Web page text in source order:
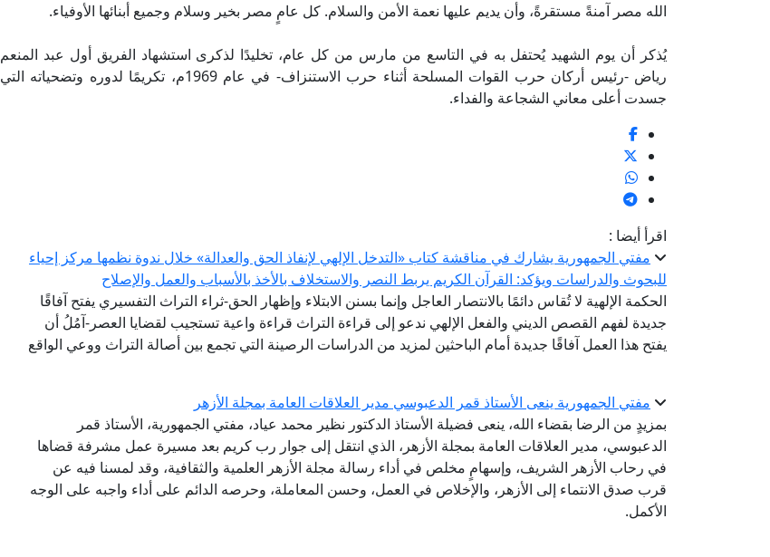
الله مصر آمنةً مستقرةً، وأن يديم عليها نعمة الأمن والسلام. كل عامٍ مصر بخير وسلام وجميع أبنائها الأوفياء.
يُذكر أن يوم الشهيد يُحتفل به في التاسع من مارس من كل عام، تخليدًا لذكرى استشهاد الفريق أول عبد المنعم
رياض -رئيس أركان حرب القوات المسلحة أثناء حرب الاستنزاف- في عام 1969م، تكريمًا لدوره وتضحياته التي
جسدت أعلى معاني الشجاعة والفداء.
اقرأ أيضا :
مفتي الجمهورية يشارك في مناقشة كتاب «التدخل الإلهي لإنفاذ الحق والعدالة» خلال ندوة نظمها مركز إحياء
للبحوث والدراسات ويؤكد: القرآن الكريم يربط النصر والاستخلاف بالأخذ بالأسباب والعمل والإصلاح
الحكمة الإلهية لا تُقاس دائمًا بالانتصار العاجل وإنما بسنن الابتلاء وإظهار الحق-ثراء التراث التفسيري يفتح آفاقًا
جديدة لفهم القصص الديني والفعل الإلهي ندعو إلى قراءة التراث قراءة واعية تستجيب لقضايا العصر-آمُلُ أن
يفتح هذا العمل آفاقًا جديدة أمام الباحثين لمزيد من الدراسات الرصينة التي تجمع بين أصالة التراث ووعي الواقع
مفتي الجمهورية ينعى الأستاذ قمر الدعبوسي مدير العلاقات العامة بمجلة الأزهر
بمزيدٍ من الرضا بقضاء الله، ينعى فضيلة الأستاذ الدكتور نظير محمد عياد، مفتي الجمهورية، الأستاذ قمر
الدعبوسي، مدير العلاقات العامة بمجلة الأزهر، الذي انتقل إلى جوار رب كريم بعد مسيرة عمل مشرفة قضاها
في رحاب الأزهر الشريف، وإسهامٍ مخلص في أداء رسالة مجلة الأزهر العلمية والثقافية، وقد لمسنا فيه عن
قرب صدق الانتماء إلى الأزهر، والإخلاص في العمل، وحسن المعاملة، وحرصه الدائم على أداء واجبه على الوجه
الأكمل.